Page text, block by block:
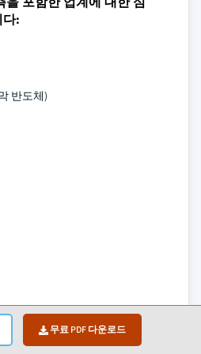
무료 PDF 다운로드
다:
반도체)